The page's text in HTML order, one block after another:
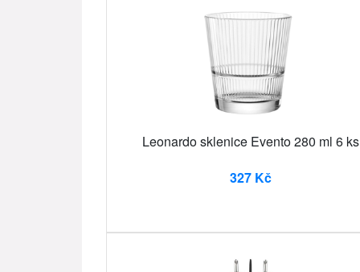
Leonardo sklenice Evento 280 ml 6 ks
327 Kč